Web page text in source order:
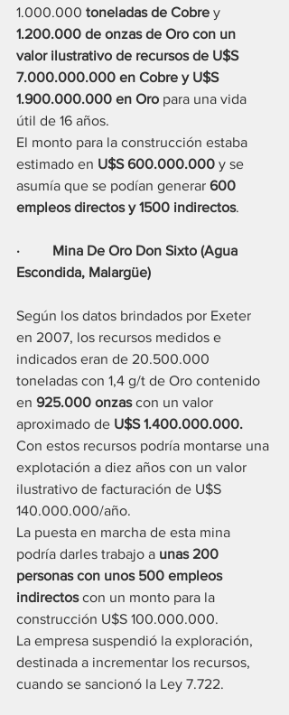
1.000.000 toneladas de Cobre y
1.200.000 de onzas de Oro con un
valor ilustrativo de recursos de U$S
7.000.000.000 en Cobre y U$S
1.900.000.000 en Oro para una vida
útil de 16 años.
El monto para la construcción estaba
estimado en U$S 600.000.000 y se
asumía que se podían generar 600
empleos directos y 1500 indirectos.
·         Mina De Oro Don Sixto (Agua
Escondida, Malargüe)
Según los datos brindados por Exeter
en 2007, los recursos medidos e
indicados eran de 20.500.000
toneladas con 1,4 g/t de Oro contenido
en 925.000 onzas con un valor
aproximado de U$S 1.400.000.000.
Con estos recursos podría montarse una
explotación a diez años con un valor
ilustrativo de facturación de U$S
140.000.000/año.
La puesta en marcha de esta mina
podría darles trabajo a unas 200
personas con unos 500 empleos
indirectos con un monto para la
construcción U$S 100.000.000.
La empresa suspendió la exploración,
destinada a incrementar los recursos,
cuando se sancionó la Ley 7.722.